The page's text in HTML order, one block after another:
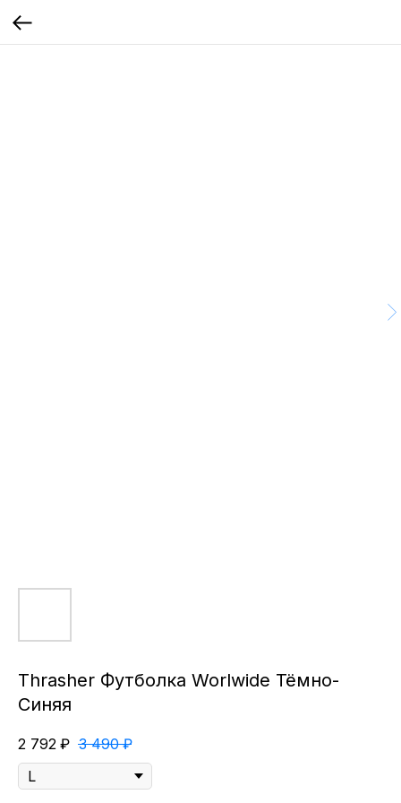
Thrasher Футболка Worlwide Тёмно-
Синяя
2 792 ₽ 3 490 ₽